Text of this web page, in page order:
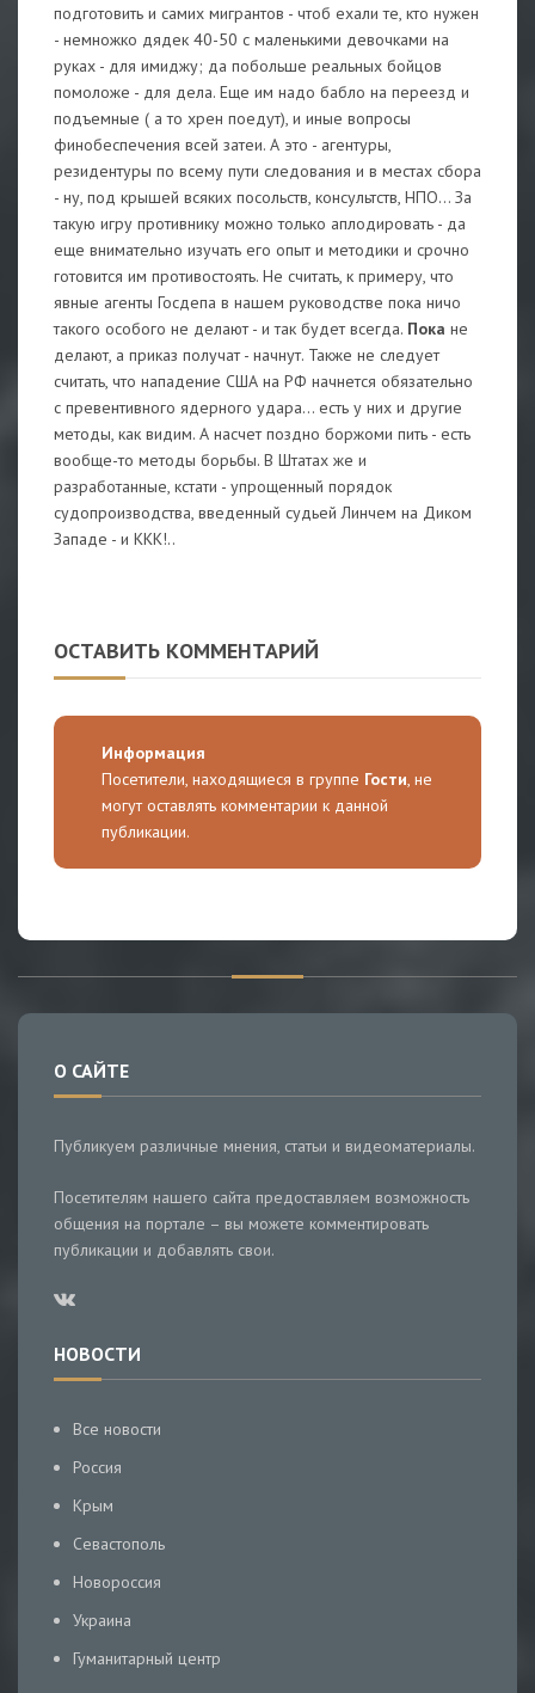
подготовить и самих мигрантов - чтоб ехали те, кто нужен
- немножко дядек 40-50 с маленькими девочками на
руках - для имиджу; да побольше реальных бойцов
помоложе - для дела. Еще им надо бабло на переезд и
подъемные ( а то хрен поедут), и иные вопросы
финобеспечения всей затеи. А это - агентуры,
резидентуры по всему пути следования и в местах сбора
- ну, под крышей всяких посольств, консультств, НПО... За
такую игру противнику можно только аплодировать - да
еще внимательно изучать его опыт и методики и срочно
готовится им противостоять. Не считать, к примеру, что
явные агенты Госдепа в нашем руководстве пока ничо
такого особого не делают - и так будет всегда. Пока не
делают, а приказ получат - начнут. Также не следует
считать, что нападение США на РФ начнется обязательно
с превентивного ядерного удара... есть у них и другие
методы, как видим. А насчет поздно боржоми пить - есть
вообще-то методы борьбы. В Штатах же и
разработанные, кстати - упрощенный порядок
судопроизводства, введенный судьей Линчем на Диком
Западе - и ККК!..
ОСТАВИТЬ КОММЕНТАРИЙ
Информация
Посетители, находящиеся в группе Гости, не
могут оставлять комментарии к данной
публикации.
О САЙТЕ
Публикуем различные мнения, статьи и видеоматериалы.
Посетителям нашего сайта предоставляем возможность
общения на портале – вы можете комментировать
публикации и добавлять свои.
НОВОСТИ
Все новости
Россия
Крым
Севастополь
Новороссия
Украина
Гуманитарный центр